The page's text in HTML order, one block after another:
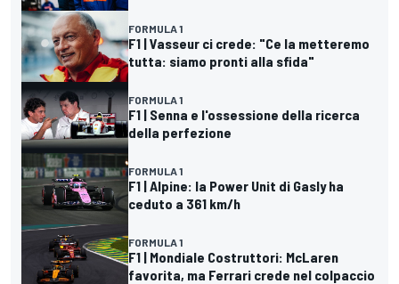
FORMULA 1
F1 | Vasseur ci crede: "Ce la metteremo
tutta: siamo pronti alla sfida"
FORMULA 1
F1 | Senna e l'ossessione della ricerca
della perfezione
FORMULA 1
F1 | Alpine: la Power Unit di Gasly ha
ceduto a 361 km/h
FORMULA 1
F1 | Mondiale Costruttori: McLaren
favorita, ma Ferrari crede nel colpaccio